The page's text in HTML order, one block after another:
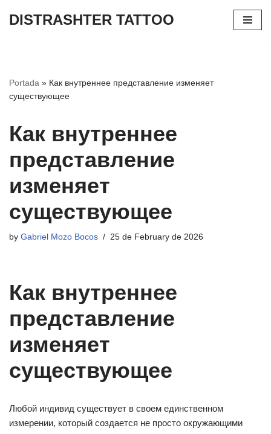
DISTRASHTER TATTOO
Portada » Как внутреннее представление изменяет
существующее
Как внутреннее
представление
изменяет
существующее
by Gabriel Mozo Bocos 25 de February de 2026
Как внутреннее
представление
изменяет
существующее
Любой индивид существует в своем единственном
измерении, который создается не просто окружающими